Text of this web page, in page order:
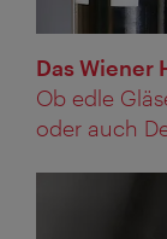
Das Wiener
Ob edle
oder auch